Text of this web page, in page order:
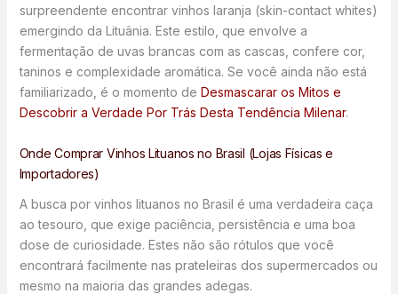
surpreendente encontrar vinhos laranja (skin-contact whites)
emergindo da Lituânia. Este estilo, que envolve a
fermentação de uvas brancas com as cascas, confere cor,
taninos e complexidade aromática. Se você ainda não está
familiarizado, é o momento de Desmascarar os Mitos e
Descobrir a Verdade Por Trás Desta Tendência Milenar.
Onde Comprar Vinhos Lituanos no Brasil (Lojas Físicas e
Importadores)
A busca por vinhos lituanos no Brasil é uma verdadeira caça
ao tesouro, que exige paciência, persistência e uma boa
dose de curiosidade. Estes não são rótulos que você
encontrará facilmente nas prateleiras dos supermercados ou
mesmo na maioria das grandes adegas.